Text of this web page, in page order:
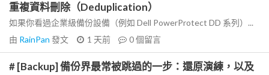
重複資料刪除（Deduplication）
如果你看過企業級備份設備（例如 Dell PowerProtect DD 系列）...
由 RainPan 發文 1 天前 0個留言
# [Backup] 備份界最常被跳過的一步：還原演練，以及